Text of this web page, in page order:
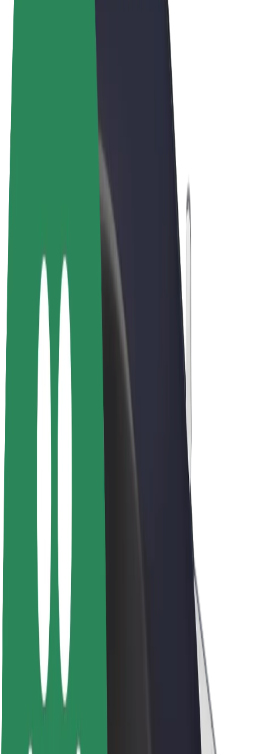
Ganhe com a Bolt
Motoristas
Ganhos de motorista
Estafetas
Ganhos de estafeta
Comerciantes Bolt Food
Franchises
Blog
Sala de imprensa
Diretrizes da marca
Missão
Relações com investidores
Liderança
Marca
Imprensa